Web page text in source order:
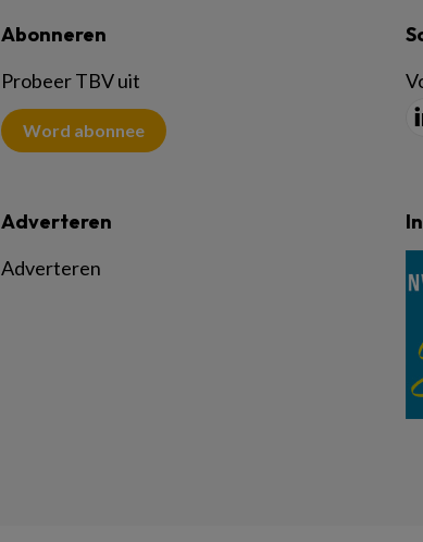
Abonneren
Probeer TBV uit
Word abonnee
Adverteren
Adverteren